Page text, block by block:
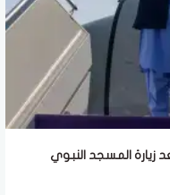
زيارة المسجد النبوي